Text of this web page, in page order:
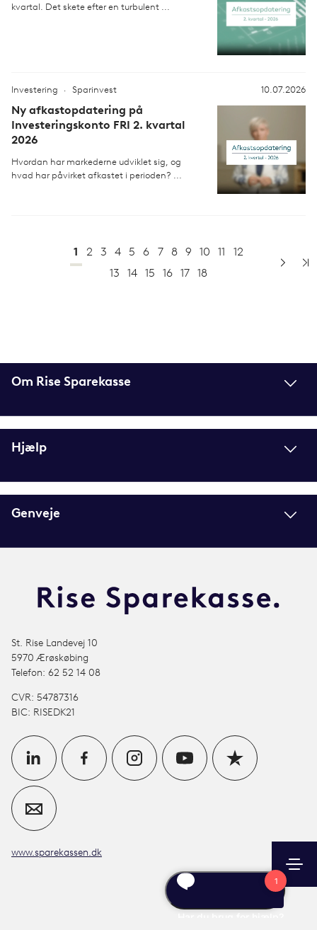
Kontakt
kvartal. Det skete efter en turbulent ...
Investering Sparinvest 10.07.2026
Ny afkastopdatering på
Investeringskonto FRI 2. kvartal
2026
Hvordan har markederne udviklet sig, og
hvad har påvirket afkastet i perioden? ...
1 2 3 4 5 6 7 8 9 10 11
12
13
14 15 16 17 18
Om Rise Sparekasse
Hjælp
Genveje
St. Rise Landevej 10
5970 Ærøskøbing
Telefon: 62 52 14 08
CVR: 54787316
BIC: RISEDK21
www.sparekassen.dk